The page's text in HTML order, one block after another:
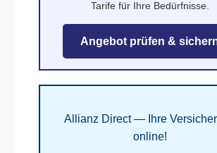
Tarife für Ihre Bedürfnisse.
Angebot prüfen &
Allianz Direct — Ihre
online!